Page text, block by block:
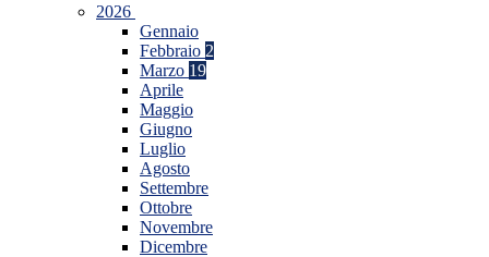
2026
Gennaio
Febbraio 2
Marzo 19
Aprile
Maggio
Giugno
Luglio
Agosto
Settembre
Ottobre
Novembre
Dicembre